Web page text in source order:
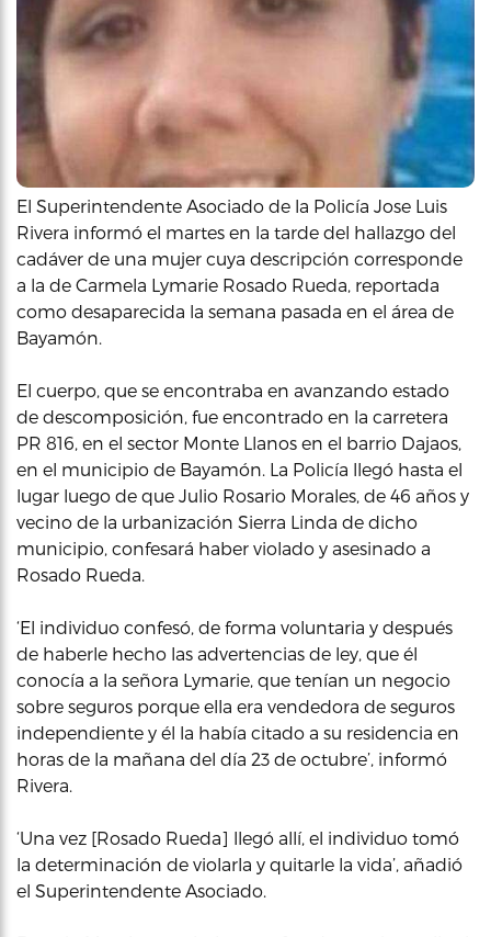
El Superintendente Asociado de la Policía Jose Luis
Rivera informó el martes en la tarde del hallazgo del
cadáver de una mujer cuya descripción corresponde
a la de Carmela Lymarie Rosado Rueda, reportada
como desaparecida la semana pasada en el área de
Bayamón.
El cuerpo, que se encontraba en avanzando estado
de descomposición, fue encontrado en la carretera
PR 816, en el sector Monte Llanos en el barrio Dajaos,
en el municipio de Bayamón. La Policía llegó hasta el
lugar luego de que Julio Rosario Morales, de 46 años y
vecino de la urbanización Sierra Linda de dicho
municipio, confesará haber violado y asesinado a
Rosado Rueda.
‘El individuo confesó, de forma voluntaria y después
de haberle hecho las advertencias de ley, que él
conocía a la señora Lymarie, que tenían un negocio
sobre seguros porque ella era vendedora de seguros
independiente y él la había citado a su residencia en
horas de la mañana del día 23 de octubre’, informó
Rivera.
‘Una vez [Rosado Rueda] llegó allí, el individuo tomó
la determinación de violarla y quitarle la vida’, añadió
el Superintendente Asociado.